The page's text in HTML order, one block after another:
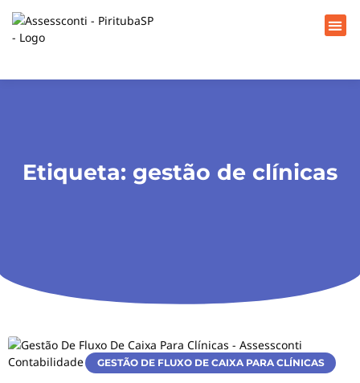
Etiqueta: gestão de clínicas
GESTÃO DE FLUXO DE CAIXA PARA CLÍNICAS